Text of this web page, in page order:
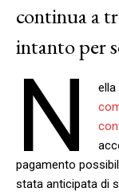
continua a
intanto per
N
pagamento
stata anticipata di